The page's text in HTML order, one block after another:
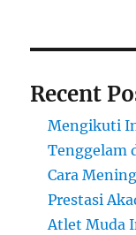
Recent
Mengikuti
Tenggelam
Cara
Prestasi
Atlet Muda